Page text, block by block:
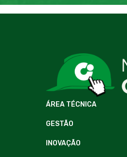
ÁREA TÉCNICA
GESTÃO
INOVAÇÃO